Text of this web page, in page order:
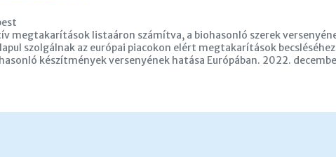
megtakarítások listaáron számítva, a biohasonló szerek
szolgálnak az európai piacokon elért megtakarítások
készítmények versenyének hatása Európában. 2022.